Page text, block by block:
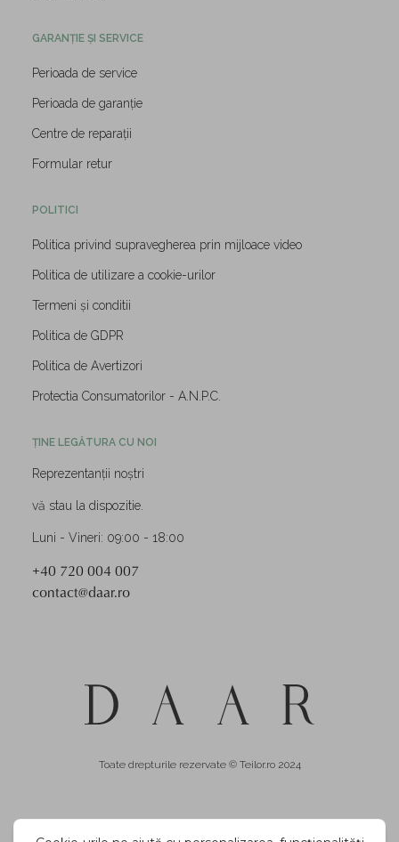
GARANȚIE ȘI SERVICE
Perioada de service
Perioada de garanție
Centre de reparații
Formular retur
POLITICI
Politica privind supravegherea prin mijloace video
Politica de utilizare a cookie-urilor
Termeni și conditii
Politica de GDPR
Politica de Avertizori
Protectia Consumatorilor - A.N.P.C.
ȚINE LEGĂTURA CU NOI
Reprezentanții noștri
vă stau la dispozitie.
Luni - Vineri: 09:00 - 18:00
+40 720 004 007
contact@daar.ro
Toate drepturile rezervate © Teilor.ro 2024